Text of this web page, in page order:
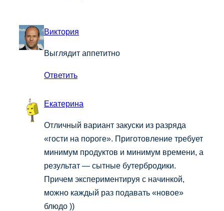
Виктория
Выглядит аппетитно
Ответить
Екатерина
Отличный вариант закуски из разряда
«гости на пороге». Приготовление требует
минимум продуктов и минимум времени, а
результат — сытные бутербродики.
Причем экспериментируя с начинкой,
можно каждый раз подавать «новое»
блюдо ))